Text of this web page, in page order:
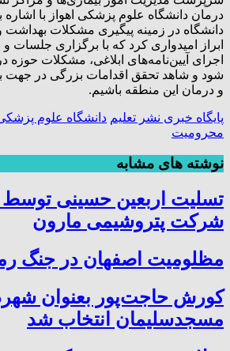
درمان دانشگاه علوم پزشکی اهواز با
دانشگاه در زمینه پیگیری مشکلات
ابراز امیدواری کرد که با برگزاری
اجرای آیین‌نامه‌های ابلاغی، مشکلات
شود و شاهد تحقق اقدامات بزرگی در جهت
و درمان این منطقه باشیم.
پایگاه خبری نشر تعلیم دانشگاه علوم پزشکی
محرومیت
نوشته های مشابه
تسلیت اربعین حسینی
شرکت پتروشیمی مارون
مظلومیت اصفهان در جنگ
کورش حاجت‌پور بعنوان
مسجدسلیمان انتخاب شد